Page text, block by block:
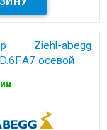
Ziehl-abegg
осевой